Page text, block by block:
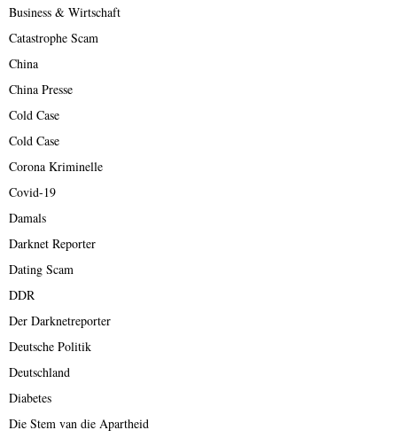
Business & Wirtschaft
Catastrophe Scam
China
China Presse
Cold Case
Cold Case
Corona Kriminelle
Covid-19
Damals
Darknet Reporter
Dating Scam
DDR
Der Darknetreporter
Deutsche Politik
Deutschland
Diabetes
Die Stem van die Apartheid